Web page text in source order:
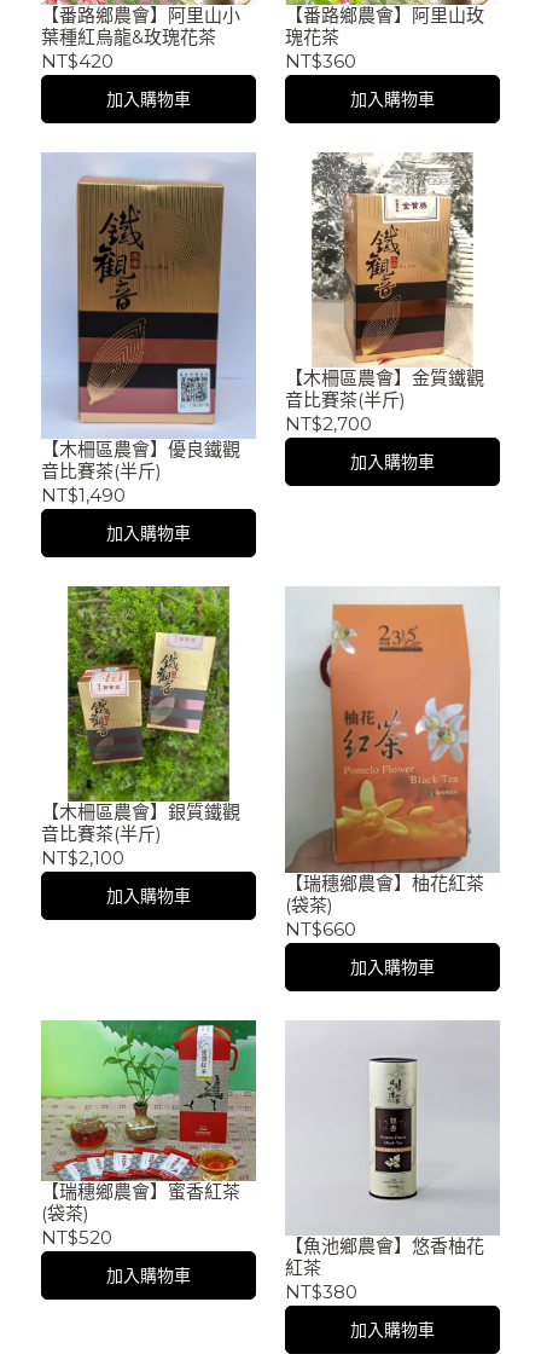
【番路鄉農會】阿里山小
葉種紅烏龍&玫瑰花茶
NT$420
加入購物車
【番路鄉農會】阿里山玫
瑰花茶
NT$360
加入購物車
【木柵區農會】優良鐵觀
音比賽茶(半斤)
NT$1,490
加入購物車
【木柵區農會】金質鐵觀
音比賽茶(半斤)
NT$2,700
加入購物車
【木柵區農會】銀質鐵觀
音比賽茶(半斤)
NT$2,100
加入購物車
【瑞穗鄉農會】柚花紅茶
(袋茶)
NT$660
加入購物車
【瑞穗鄉農會】蜜香紅茶
(袋茶)
NT$520
加入購物車
【魚池鄉農會】悠香柚花
紅茶
NT$380
加入購物車